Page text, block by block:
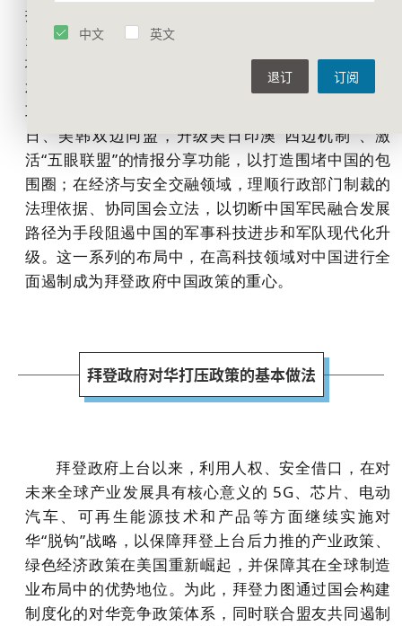
抗“异质”的中国；在经济上，通过加大对国内基建及
关键行业的投资来提升国内经济竞争力，以“小院高
墙”的方式加大对核心科技的保护，拉开与中国的技
术差距，以维持对中国的长期竞争优势；在军事上，
巩固并扩张美国在印太地区的盟友体系，充分利用美
日、美韩双边同盟，升级美日印澳“四边机制”、激
活“五眼联盟”的情报分享功能，以打造围堵中国的包
围圈；在经济与安全交融领域，理顺行政部门制裁的
法理依据、协同国会立法，以切断中国军民融合发展
路径为手段阻遏中国的军事科技进步和军队现代化升
级。这一系列的布局中，在高科技领域对中国进行全
面遏制成为拜登政府中国政策的重心。
拜登政府对华打压政策的基本做法
拜登政府上台以来，利用人权、安全借口，在对
未来全球产业发展具有核心意义的 5G、芯片、电动
汽车、可再生能源技术和产品等方面继续实施对
华“脱钩”战略，以保障拜登上台后力推的产业政策、
绿色经济政策在美国重新崛起，并保障其在全球制造
业布局中的优势地位。为此，拜登力图通过国会构建
制度化的对华竞争政策体系，同时联合盟友共同遏制
中文 英文
订阅
退订